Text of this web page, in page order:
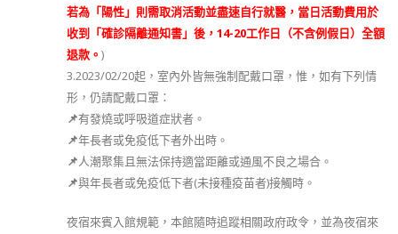
若為「陽性」則需取消活動並盡速自行就醫，當日活動費用於
收到「確診隔離通知書」後，14-20工作日（不含例假日）全額
退款。 )
3.2023/02/20起，室內外皆無強制配戴口罩，惟，如有下列情
形，仍請配戴口罩：
📌有發燒或呼吸道症狀者。
📌年長者或免疫低下者外出時。
📌人潮聚集且無法保持適當距離或通風不良之場合。
📌與年長者或免疫低下者(未接種疫苗者)接觸時。
夜宿來賓入館規範，本館隨時追蹤相關政府政令，並為夜宿來